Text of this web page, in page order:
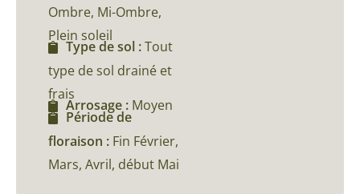
Ombre, Mi-Ombre,
Plein soleil
Type de sol :Tout
type de sol drainé et
frais
Arrosage : Moyen
Période de
floraison : Fin Février,
Mars, Avril, début Mai